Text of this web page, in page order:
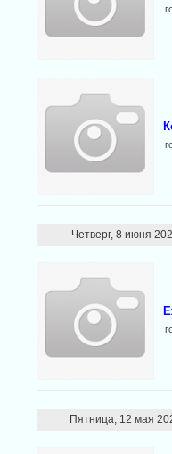
Четверг, 8 июня
Пятница, 12 мая